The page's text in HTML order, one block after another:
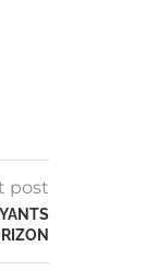
post